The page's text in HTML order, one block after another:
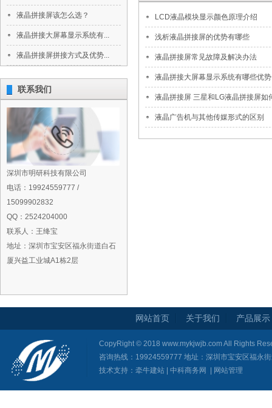
液晶拼接屏该怎么选？
液晶拼接大屏幕显示系统有...
液晶拼接屏拼接方式及优势...
联系我们
深圳市明研科技有限公司
电话：19924559777 /
15099902832
QQ：2524204000
联系人：王绛宝
地址：深圳市宝安区福永街道白石
厦兴益工业城A1栋2层
LCD液晶模块显示颜色原理介绍
浅析液晶拼接屏的优势有哪些
液晶拼接屏常见故障及解决办法
液晶拼接大屏幕显示系统有哪些优势
液晶拼接屏 三星和LG液晶拼接屏如
液晶广告机与其他传媒形式的区别
网站首页 关于我们 产品展示
CopyRight © 2018 www.mykjwjb.com All Rights
咨询热线：19924559777 地址：深圳市宝安区福永
技术支持： 牵牛建站 中科商务网 网站管理